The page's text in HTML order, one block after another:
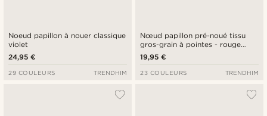
Noeud papillon à nouer classique
violet
24,95 €
29 COULEURS TRENDHIM
Nœud papillon pré-noué tissu
gros-grain à pointes - rouge
écarlate
19,95 €
23 COULEURS TRENDHIM